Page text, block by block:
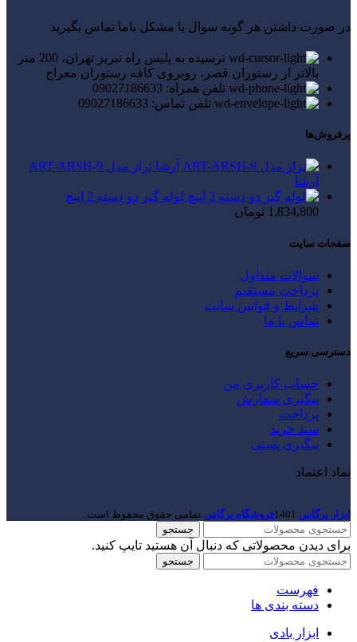
در صورت داشتن هر گونه سوال یا مشکل باما تماس بگیرید
نرسیده به پلیس راه تبریز تهران، 200 متر
بالاتر از رستوران قصر، روبروی کافه رستوران معراج
تلفن همراه: 09027186633
تلفن تماس: 09027186633
پرفروش‌ها
تراز مدل ART-ARSH-9
آرشا
لوله گیر دو دسته 2 اینچ
1,834,800 تومان
صفحات سایت
سوالات متداول
پرداخت مستقیم
شرایط و قوانین سایت
تماس با ما
دسترسی سریع
حساب کاربری من
پیگیری سفارش
پرداخت
سبد خرید
پیگیری پستی
نماد اعتماد
ابزار پرگاس 1401فروشگاه پرگاس.تمامی حقوق محفوظ است.
جستجو
برای دیدن محصولاتی که دنبال آن هستید تایپ کنید.
جستجو
فهرست
دسته بندی ها
ابزار بادی